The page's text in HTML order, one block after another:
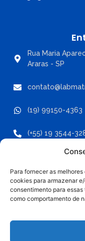
Para fornecer as
cookies para armazenar
consentimento para
como comportamento de
Rua Maria
Araras - SP
(19) 99150-4363
(+55) 19 3544-
Todos